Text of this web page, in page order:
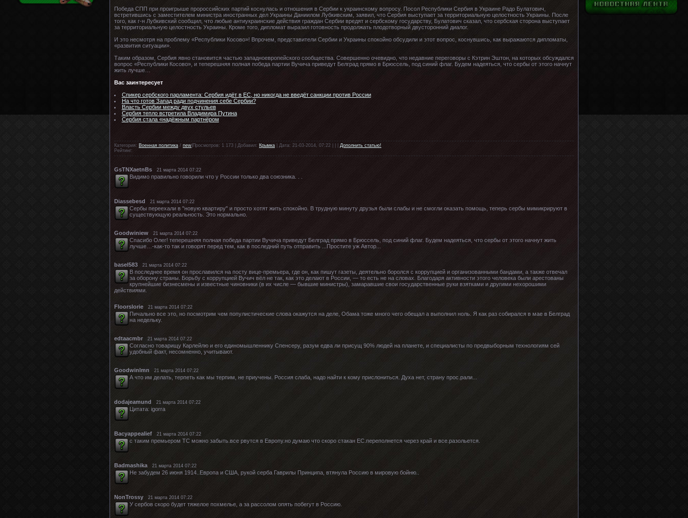
Победа СПП при проигрыше пророссийских партий коснулась и отношения в Сербии к украинскому вопросу. Посол Республики Сербия в Украине Радо Булатович,
встретившись с заместителем министра иностранных дел Украины Даниилом Лубкивским, заявил, что Сербия выступает за территориальную целостность Украины. После
того, как г-н Лубкивский сообщил, что любые антиукраинские действия граждан Сербии вредят и сербскому государству, Булатович сказал, что сербская сторона выступает
за территориальную целостность Украины. Кроме того, дипломат выразил готовность продолжать плодотворный двусторонний диалог.
И это несмотря на проблему «Республики Косово»! Впрочем, представители Сербии и Украины спокойно обсудили и этот вопрос, коснувшись, как выражаются дипломаты,
«развития ситуации».
Таким образом, Сербия явно становится частью западноевропейского сообщества. Совершенно очевидно, что недавние переговоры с Кэтрин Эштон, на которых обсуждался
вопрос «Республики Косово», и теперешняя полная победа партии Вучича приведут Белград прямо в Брюссель, под синий флаг. Будем надеяться, что сербы от этого начнут
жить лучше…
Вас заинтересует
Спикер сербского парламента: Сербия идёт в ЕС, но никогда не введёт санкции против России
На что готов Запад ради подчинения себе Сербии?
Власть Сербии между двух стульев
Сербия тепло встретила Владимира Путина
Сербия стала «надёжным партнёром
Категория: Военная политика / new |Просмотров: 1 173 | Добавил: Крымка | Дата: 21-03-2014, 07:22 | | | Дополнить статью!
Рейтинг:
GsTNXaetnBs 21 марта 2014 07:22
Видимо правильно говорили что у России только два союзника. . .
Diassebesd 21 марта 2014 07:22
Сербы переехали в "новую квартиру" и просто хотят жить спокойно. В трудную минуту друзья были слабы и не смогли оказать помощь, теперь сербы мимикрируют в
существующую реальность. Это нормально.
Goodwiniew 21 марта 2014 07:22
Спасибо Олег! теперешняя полная победа партии Вучича приведут Белград прямо в Брюссель, под синий флаг. Будем надеяться, что сербы от этого начнут жить
лучше…-как-то так и говорят перед тем, как в последний путь отправить ...Простите уж Автор...
basel583 21 марта 2014 07:22
В последнее время он прославился на посту вице-премьера, где он, как пишут газеты, деятельно боролся с коррупцией и организованными бандами, а также отвечал
за оборону страны. Борьбу с коррупцией Вучич вёл не так, как это делают в России, — то есть не на словах. Благодаря активности этого человека были арестованы
крупнейшие бизнесмены и известные чиновники (в их числе — бывшие министры), замаравшие свои государственные руки взятками и другими нехорошими
действиями.
Floorslorie 21 марта 2014 07:22
Пичально все это, но посмотрим чем популистические слова окажутся на деле, Обама тоже много чего обещал а выполнил ноль. Я как раз собирался в мае в Белград
на недельку.
edtaacmbr 21 марта 2014 07:22
Согласно товарищу Карлейлю и его единомышленнику Спенсеру, разум едва ли присущ 90% людей на планете, и специалисты по предвыборным технологиям сей
удобный факт, несомненно, учитывают.
Goodwinlmn 21 марта 2014 07:22
А что им делать, терпеть как мы терпим, не приучены. Россия слаба, надо найти к кому прислониться. Духа нет, страну прос.рали...
dodajeamund 21 марта 2014 07:22
Цитата: igorra
Bacyappealief 21 марта 2014 07:22
с таким премьером ТС можно забыть.все рвутся в Европу.но думаю что скоро стакан ЕС.переполнется через край и все.разольется.
Badmashika 21 марта 2014 07:22
Не забудем 26 июня 1914..Европа и США, рукой серба Гаврилы Принципа, втянула Россию в мировую бойню..
NonTrossy 21 марта 2014 07:22
У сербов скоро будет тяжелое похмелье, а за рассолом опять побегут в Россию.